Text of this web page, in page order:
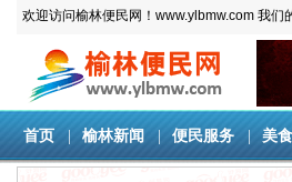
欢迎访问榆林便民网！www.ylbmw.com 我们
首页 榆林新闻 便民服务 美